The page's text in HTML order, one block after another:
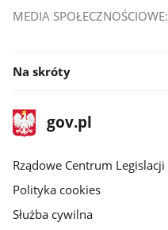
MEDIA SPOŁECZNOŚCIOWE:
Na skróty
stopka
gov.plStrona
gov.pl
Rządowe Centrum Legislacji
Polityka cookies
Służba cywilna